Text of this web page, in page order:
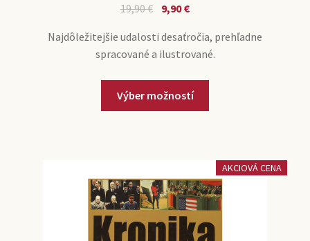
19,90€ 9,90€
Najdôležitejšie udalosti desaťročia, prehľadne
spracované a ilustrované.
Výber možností
AKCIOVÁ CENA